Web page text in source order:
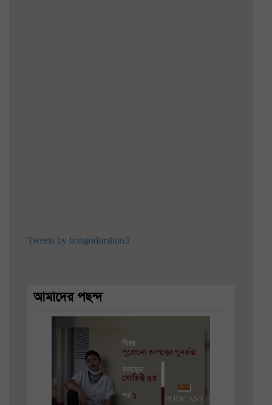
Tweets by bongodorshon3
আমাদের পছন্দ